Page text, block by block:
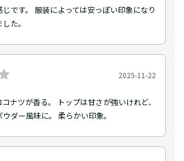
です。 服装によっては安っぽい印象になり
た。
2025-11-22
ナツが香る。 トップは甘さが強いけれど、
ダー風味に。 柔らかい印象。